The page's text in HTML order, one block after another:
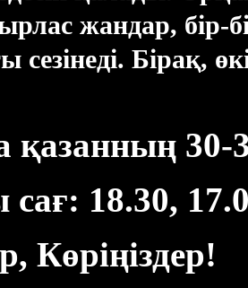
жандар, бір-
Бірақ,
қазанның
18.30,
Көріңіздер!